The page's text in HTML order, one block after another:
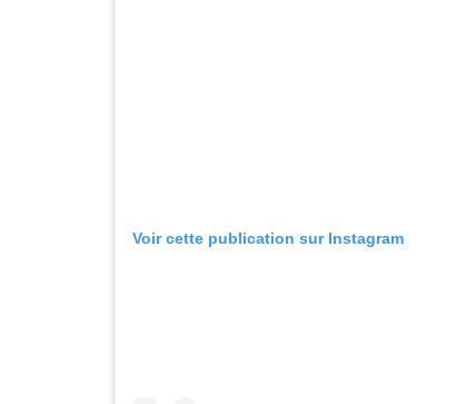
Voir cette publication sur Instagram